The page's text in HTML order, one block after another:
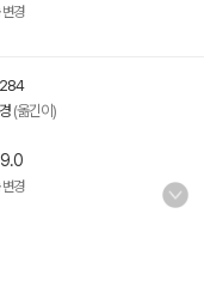
변경
284
(옮긴이)
9.0
변경